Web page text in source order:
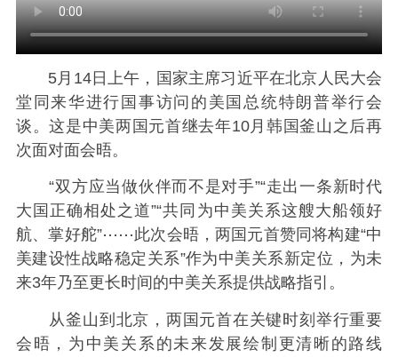
5月14日上午，国家主席习近平在北京人民大会
堂同来华进行国事访问的美国总统特朗普举行会
谈。这是中美两国元首继去年10月韩国釜山之后再
次面对面会晤。
“双方应当做伙伴而不是对手”“走出一条新时代
大国正确相处之道”“共同为中美关系这艘大船领好
航、掌好舵”⋯⋯此次会晤，两国元首赞同将构建“中
美建设性战略稳定关系”作为中美关系新定位，为未
来3年乃至更长时间的中美关系提供战略指引。
从釜山到北京，两国元首在关键时刻举行重要
会晤，为中美关系的未来发展绘制更清晰的路线